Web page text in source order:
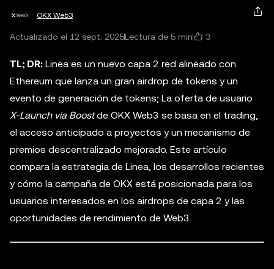
OKX Web3
Actualizado el 12 sept. 2025Lectura de 5 min 3
TL; DR: Linea es un nuevo capa 2 red alineado con
Ethereum que lanza un gran airdrop de tokens y un
evento de generación de tokens; La oferta de usuario
X-Launch via Boostde OKX Web3 se basa en el trading,
el acceso anticipado a proyectos y un mecanismo de
premios descentralizado mejorado. Este artículo
compara la estrategia de Linea, los desarrollos recientes
y cómo la campaña de OKX está posicionada para los
usuarios interesados en los airdrops de capa 2 y las
oportunidades de rendimiento de Web3.